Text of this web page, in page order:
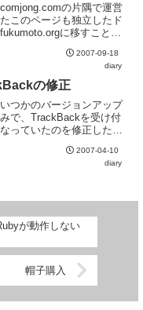
の片隅で運営
このページも独立したド
に移すことに
行して運用しますが、可能
ばブックマーク・アンテナ
お願いいたします。はて
2007-09-18
diary
の修正
つかのバージョンアップ
で、TrackBackを受け付
っていたのを修正した。
ディレクトリにコピーする
2007-04-10
diary
が動作しない
帽子購入